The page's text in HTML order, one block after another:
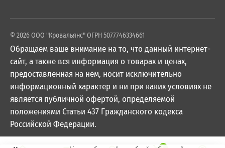
© 2026 ООО "Кровальянс" ОГРН 5077746334661
Обращаем ваше внимание на то, что данный интернет-
сайт, а также вся информация о товарах и ценах,
предоставленная на нём, носит исключительно
информационный характер и ни при каких условиях не
является публичной офертой, определяемой
положениями Статьи 437 Гражданского кодекса
Российской Федерации.